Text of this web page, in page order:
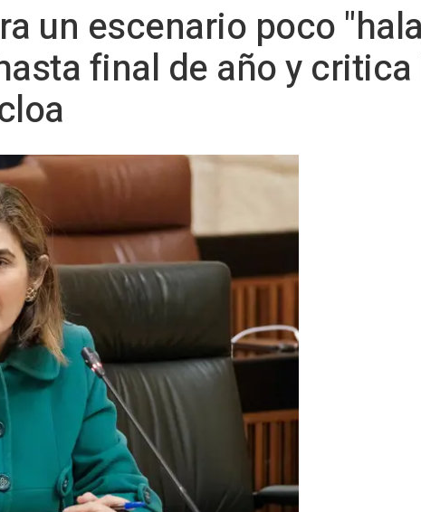
un escenario poco
final de año y critica